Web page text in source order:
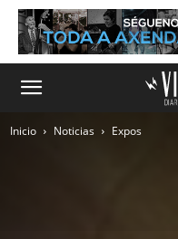
Inicio Noticias Expos